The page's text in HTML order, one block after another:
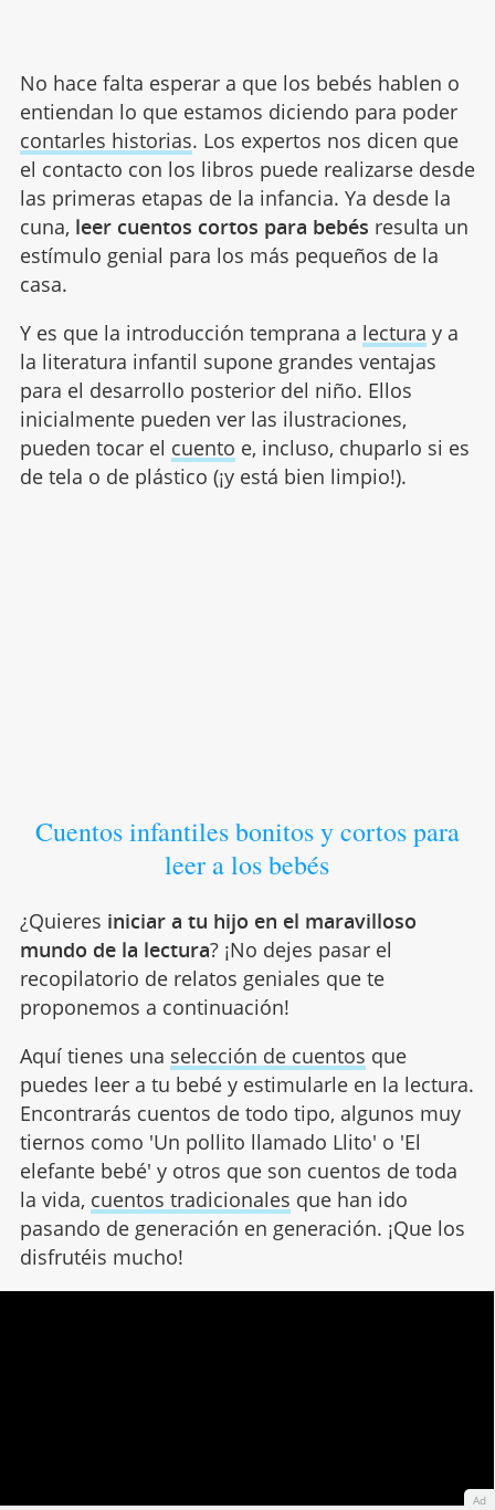
No hace falta esperar a que los bebés hablen o
entiendan lo que estamos diciendo para poder
contarles historias. Los expertos nos dicen que
el contacto con los libros puede realizarse desde
las primeras etapas de la infancia. Ya desde la
cuna, leer cuentos cortos para bebés resulta un
estímulo genial para los más pequeños de la
casa.
Y es que la introducción temprana a lectura y a
la literatura infantil supone grandes ventajas
para el desarrollo posterior del niño. Ellos
inicialmente pueden ver las ilustraciones,
pueden tocar el cuento e, incluso, chuparlo si es
de tela o de plástico (¡y está bien limpio!).
Cuentos infantiles bonitos y cortos para
leer a los bebés
¿Quieres iniciar a tu hijo en el maravilloso
mundo de la lectura? ¡No dejes pasar el
recopilatorio de relatos geniales que te
proponemos a continuación!
Aquí tienes una selección de cuentos que
puedes leer a tu bebé y estimularle en la lectura.
Encontrarás cuentos de todo tipo, algunos muy
tiernos como 'Un pollito llamado Llito' o 'El
elefante bebé' y otros que son cuentos de toda
la vida, cuentos tradicionales que han ido
pasando de generación en generación. ¡Que los
disfrutéis mucho!
Ad